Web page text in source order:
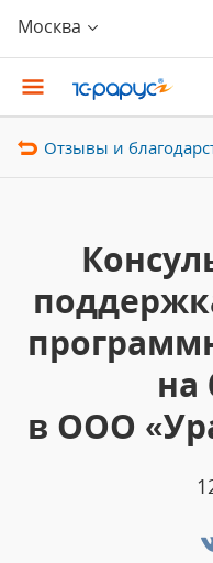
Москва
Отзывы и
на
в ООО